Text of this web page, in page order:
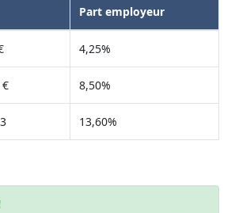
Part employeur
4,25%
8,50%
13,60%